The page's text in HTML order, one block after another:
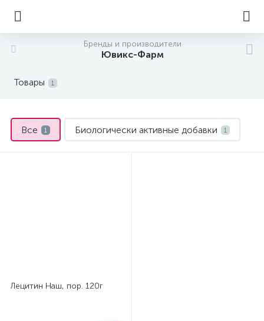
Бренды и производители
Ювикс-Фарм
Товары 1
Все 1 Биологически активные добавки 1
Лецитин Наш, пор. 120г